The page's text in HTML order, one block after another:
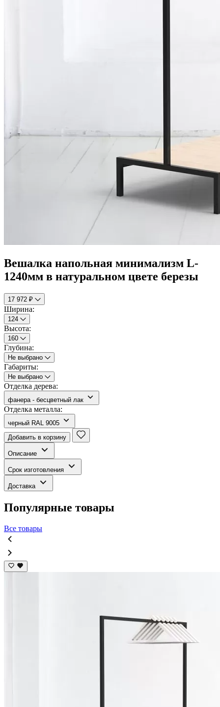
Вешалка напольная минимализм L-
1240мм в натуральном цвете березы
17 972 ₽
Ширина:
124
Высота:
160
Глубина:
Не выбрано
Габариты:
Не выбрано
Отделка дерева:
фанера - бесцветный лак
Отделка металла:
черный RAL 9005
Добавить в корзину
Описание
Срок изготовления
Доставка
Популярные товары
Все товары